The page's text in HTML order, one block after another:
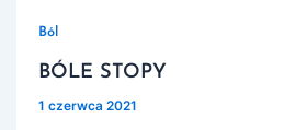
Ból
BÓLE STOPY
1 czerwca 2021